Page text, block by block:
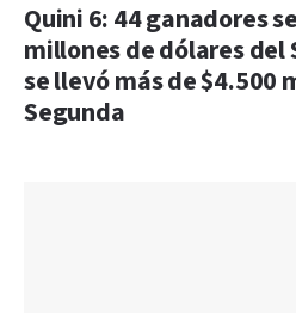
Quini 6: 44 ganadores
millones de dólares del
se llevó más de $4.500
Segunda